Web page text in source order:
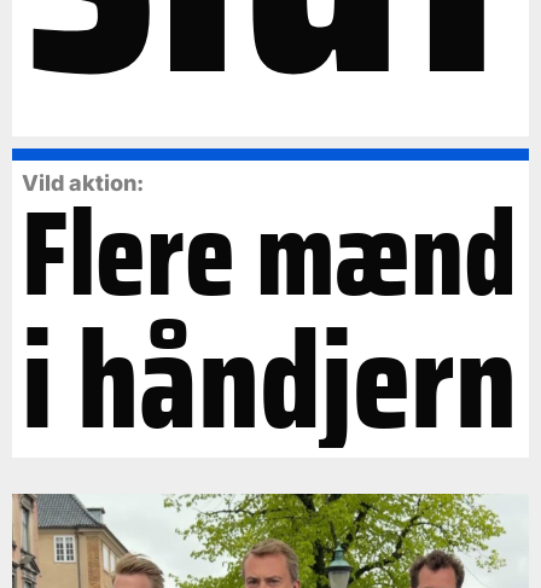
Vild aktion:
Flere mænd
i håndjern